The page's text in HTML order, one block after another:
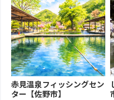
赤見温泉フィッシングセン
ター【佐野市】